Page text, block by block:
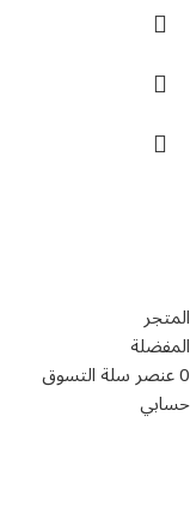
المتجر
المفضلة
0عنصرسلة التسوق
حسابي